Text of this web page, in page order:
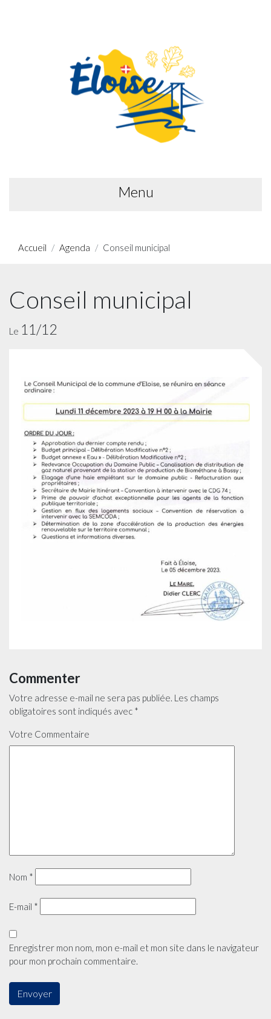
Menu
Accueil Agenda Conseil municipal
Conseil municipal
Le 11/12
Commenter
Votre adresse e-mail ne sera pas publiée. Les champs
obligatoires sont indiqués avec *
Votre Commentaire
Nom *
E-mail *
Enregistrer mon nom, mon e-mail et mon site dans le navigateur
pour mon prochain commentaire.